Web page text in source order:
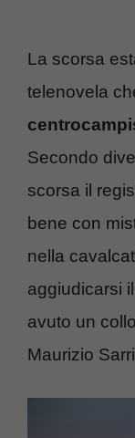
La scorsa
telenovela
Secondo
scorsa il
bene con
nella
aggiudicarsi
avuto un
Maurizio